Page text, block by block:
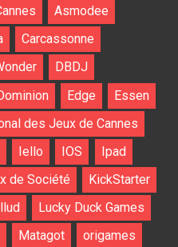
Asmodee
Carcassonne
DBDJ
Edge
Essen
des Jeux de Cannes
Iello IOS
Ipad
de Société
KickStarter
Lucky Duck Games
Matagot origames